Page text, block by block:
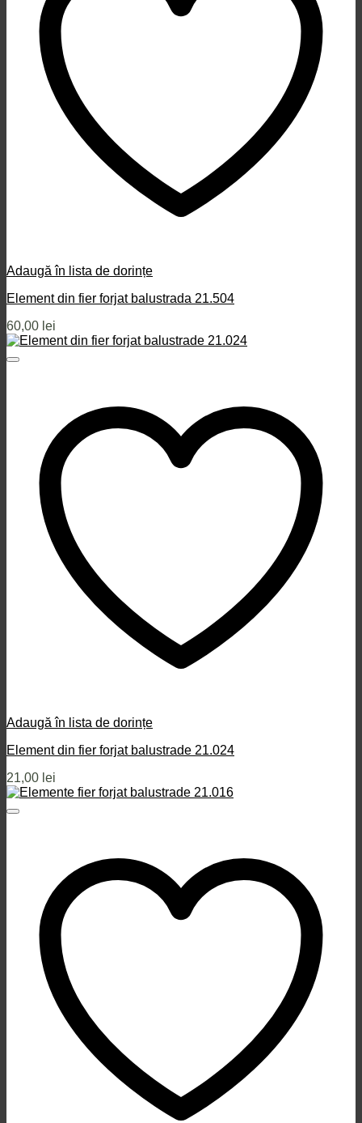
Adaugă în lista de dorințe
Element din fier forjat balustrada 21.504
60,00 lei
Adaugă în lista de dorințe
Element din fier forjat balustrade 21.024
21,00 lei